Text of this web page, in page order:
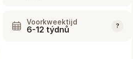
Voorkweektijd
6-12 týdnů ?